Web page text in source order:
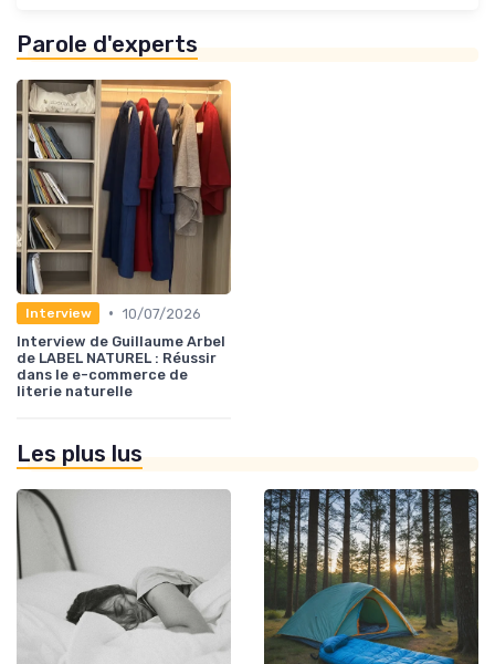
Parole d'experts
Interview • 10/07/2026
Interview de Guillaume Arbel
de LABEL NATUREL : Réussir
dans le e-commerce de
literie naturelle
Les plus lus